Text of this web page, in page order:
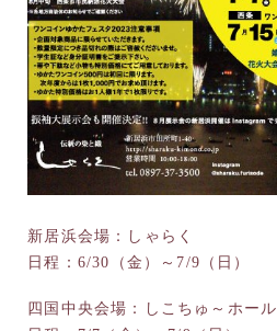
新居浜会場：しゃらく
日程：6/30（金）～7/9（日）
四国中央会場：しこちゅ～ホール